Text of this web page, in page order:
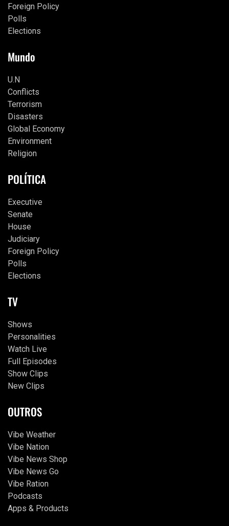
Foreign Policy
Polls
Elections
Mundo
U.N
Conflicts
Terrorism
Disasters
Global Economy
Environment
Religion
POLÍTICA
Executive
Senate
House
Judiciary
Foreign Policy
Polls
Elections
TV
Shows
Personalities
Watch Live
Full Episodes
Show Clips
New Clips
OUTROS
Vibe Weather
Vibe Nation
Vibe News Shop
Vibe News Go
Vibe Ration
Podcasts
Apps & Products